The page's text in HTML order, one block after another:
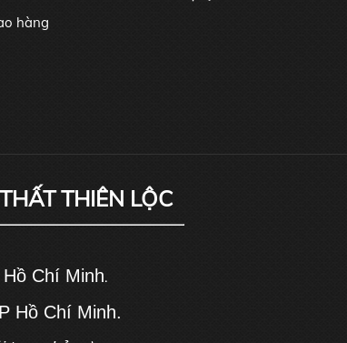
hàng
THIÊN LỘC
Chí Minh.
Hồ Chí Minh.